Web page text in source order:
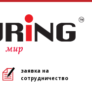
заявка на
сотрудничество